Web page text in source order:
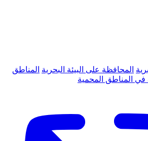
المحافظة على البيئة البحرية المناطق
في المناطق المحمية